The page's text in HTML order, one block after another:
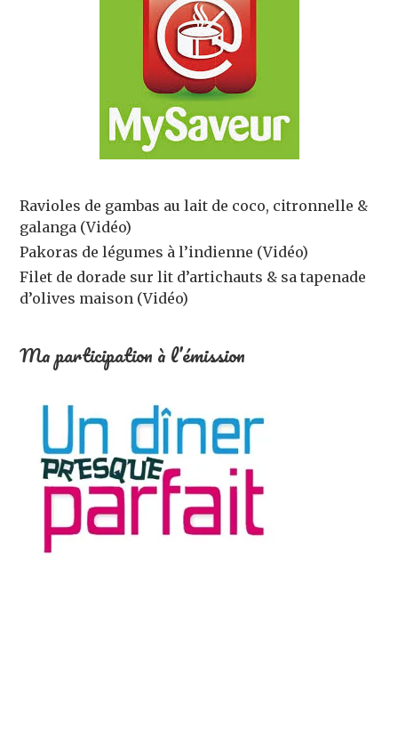
Ravioles de gambas au lait de coco, citronnelle &
galanga (Vidéo)
Pakoras de légumes à l’indienne (Vidéo)
Filet de dorade sur lit d’artichauts & sa tapenade
d’olives maison (Vidéo)
Ma participation à l’émission